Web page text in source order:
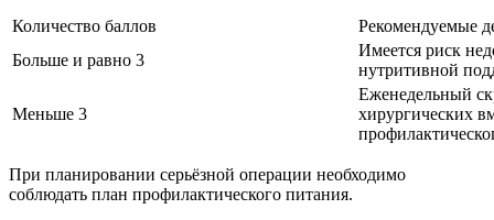
Количество баллов
Рекомендуемые
Больше и равно 3
Имеется риск
нутритивной
Меньше 3
Еженедельный
хирургических
При планировании серьёзной операции необходимо
соблюдать план профилактического питания.